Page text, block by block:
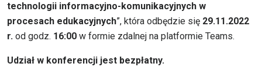
technologii informacyjno-komunikacyjnych w
procesach edukacyjnych”, która odbędzie się 29.11.2022
r. od godz. 16:00 w formie zdalnej na platformie Teams.
Udział w konferencji jest bezpłatny.